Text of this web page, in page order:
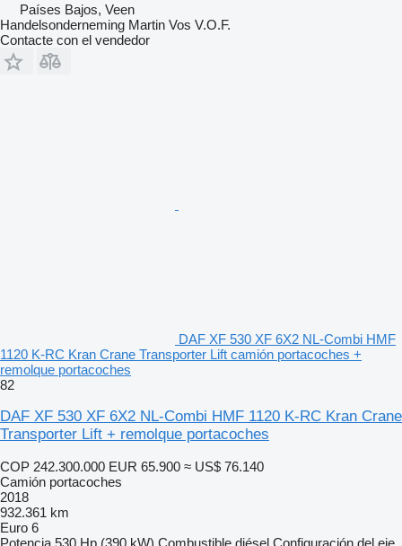
Países Bajos, Veen
Handelsonderneming Martin Vos V.O.F.
Contacte con el vendedor
DAF XF 530 XF 6X2 NL-Combi HMF
1120 K-RC Kran Crane Transporter Lift camión portacoches +
remolque portacoches
82
DAF XF 530 XF 6X2 NL-Combi HMF 1120 K-RC Kran Crane
Transporter Lift + remolque portacoches
COP 242.300.000 EUR 65.900 ≈ US$ 76.140
Camión portacoches
2018
932.361 km
Euro 6
Potencia 530 Hp (390 kW) Combustible diésel Configuración del eje